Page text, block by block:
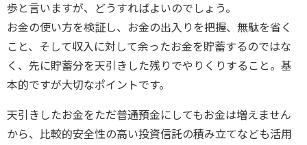
歩と言いますが、どうすればよいのでしょう。
お金の使い方を検証し、お金の出入りを把握、無駄を省く
こと、そして収入に対して余ったお金を貯蓄するのではな
く、先に貯蓄分を天引きした残りでやりくりすること。基
本的ですが大切なポイントです。
天引きしたお金をただ普通預金にしてもお金は増えません
から、比較的安全性の高い投資信託の積み立てなども活用